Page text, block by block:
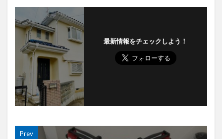
最新情報をチェックしよう！
Prev